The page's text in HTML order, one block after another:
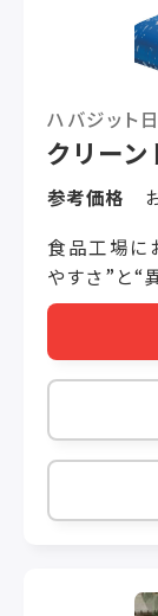
ハバジット
クリーン
参考価格
食品工場に
やすさ”と“
バジットが